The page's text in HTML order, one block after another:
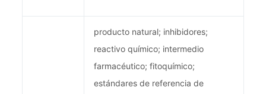
producto natural; inhibidores;
reactivo químico; intermedio
farmacéutico; fitoquímico;
estándares de referencia de